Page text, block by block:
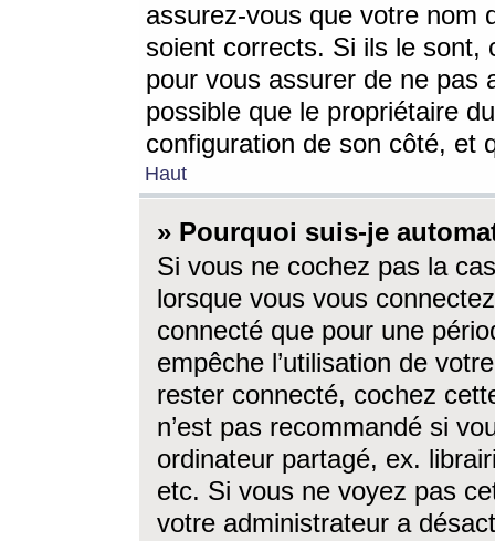
assurez-vous que votre nom
soient corrects. Si ils le sont,
pour vous assurer de ne pas
possible que le propriétaire
configuration de son côté, et
Haut
» Pourquoi suis-je
Si vous ne cochez pas la
lorsque vous vous
connecté que pour une
empêche l’utilisation de
rester connecté, cochez
n’est pas recommandé si
ordinateur partagé, ex.
etc. Si vous ne voyez pas
votre administrateur a